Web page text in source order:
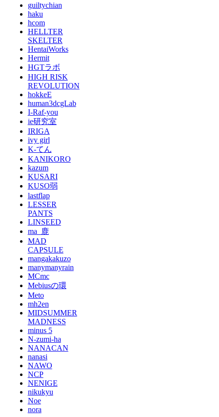
guiltychian
haku
hcom
HELLTER
SKELTER
HentaiWorks
Hermit
HGTラボ
HIGH RISK
REVOLUTION
hokkeE
human3dcgLab
I-Raf-you
ie研究室
IRIGA
ivy girl
K-てん
KANIKORO
kazum
KUSARI
KUSO弱
lastflap
LESSER
PANTS
LINSEED
ma_鹿
MAD
CAPSULE
mangakakuzo
manymanyrain
MCmc
Mebiusの環
Meto
mh2en
MIDSUMMER
MADNESS
minus 5
N-zumi-ha
NANACAN
nanasi
NAWO
NCP
NENIGE
nikukyu
Noe
nora